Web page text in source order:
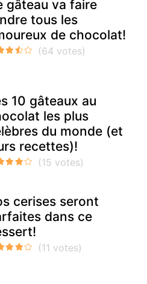
gâteau va faire
tous les
de chocolat!
10 gâteaux au
les plus
du monde (et
recettes)!
cerises seront
dans ce